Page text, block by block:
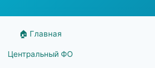
🏠 Главная
Центральный ФО